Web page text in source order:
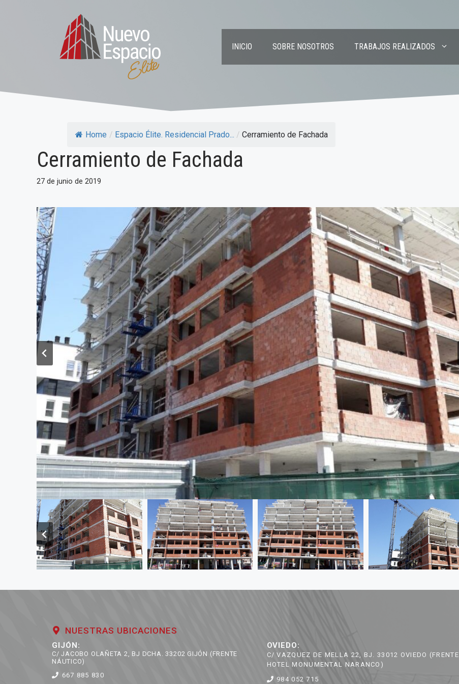
INICIO SOBRE NOSOTROS TRABAJOS REALIZADOS
Home / Espacio Élite. Residencial Prado... / Cerramiento de Fachada
Cerramiento de Fachada
27 de junio de 2019
NUESTRAS UBICACIONES
GIJÓN:
C/ JACOBO OLAÑETA 2, BJ DCHA. 33202 GIJÓN (FRENTE
NÁUTICO)
667 885 830
OVIEDO:
C/ VAZQUEZ DE MELLA 22, BJ. 33012 OVIEDO (FRENTE
HOTEL MONUMENTAL NARANCO)
984 052 715